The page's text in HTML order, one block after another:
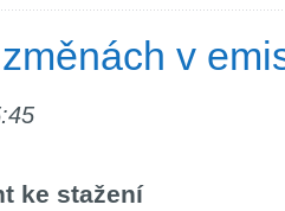
v
ke stažení